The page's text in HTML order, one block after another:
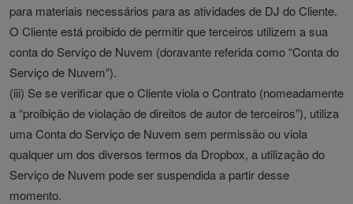
para materiais necessários para as atividades de DJ do Cliente.
O Cliente está proibido de permitir que terceiros utilizem a sua
conta do Serviço de Nuvem (doravante referida como “Conta do
Serviço de Nuvem”).
(iii) Se se verificar que o Cliente viola o Contrato (nomeadamente
a “proibição de violação de direitos de autor de terceiros”), utiliza
uma Conta do Serviço de Nuvem sem permissão ou viola
qualquer um dos diversos termos da Dropbox, a utilização do
Serviço de Nuvem pode ser suspendida a partir desse
momento.